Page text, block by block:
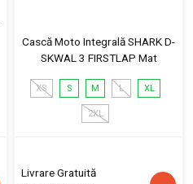
Cască Moto Integrală SHARK D-
SKWAL 3 FIRSTLAP Mat
XS S M L XL
2XL
Livrare Gratuită